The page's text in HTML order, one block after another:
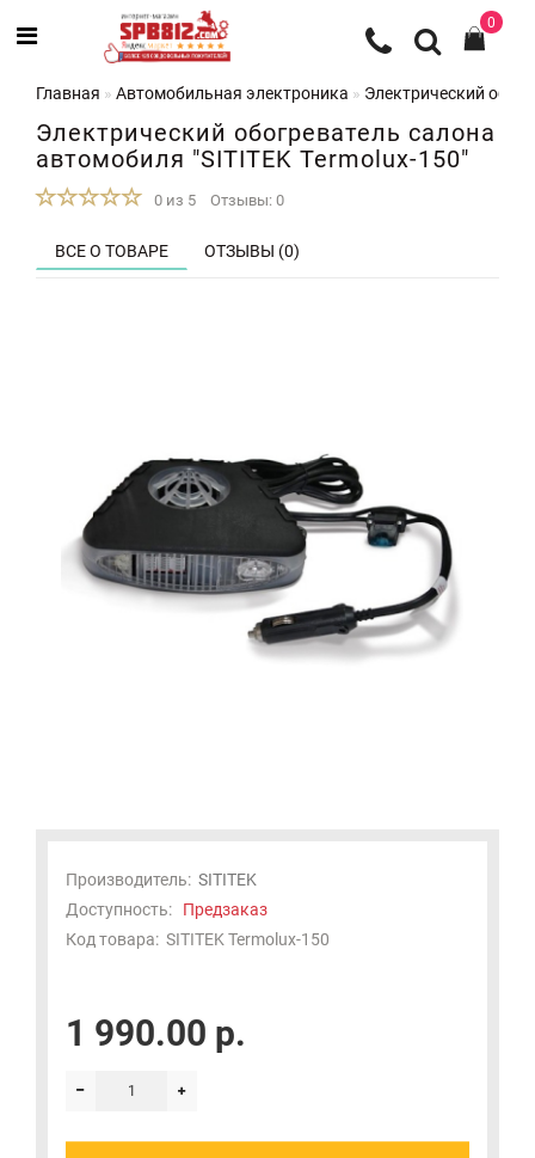
0
Главная Автомобильная электроника Электрический
Электрический обогреватель салона
автомобиля "SITITEK Termolux-150"
0 из 5 Отзывы: 0
ВСЕ О ТОВАРЕ ОТЗЫВЫ (0)
Производитель: SITITEK
Доступность: Предзаказ
Код товара: SITITEK Termolux-150
1 990.00 р.